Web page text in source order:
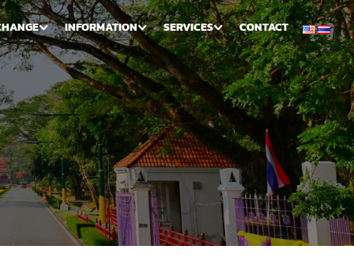
INFORMATION SERVICES CONTACT